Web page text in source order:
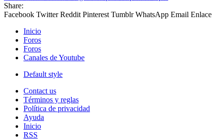
Share:
Facebook Twitter Reddit Pinterest Tumblr WhatsApp Email Enlace
Inicio
Foros
Foros
Canales de Youtube
Default style
Contact us
Términos y reglas
Política de privacidad
Ayuda
Inicio
RSS